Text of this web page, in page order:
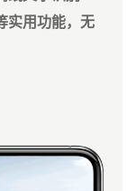
实用功能，无